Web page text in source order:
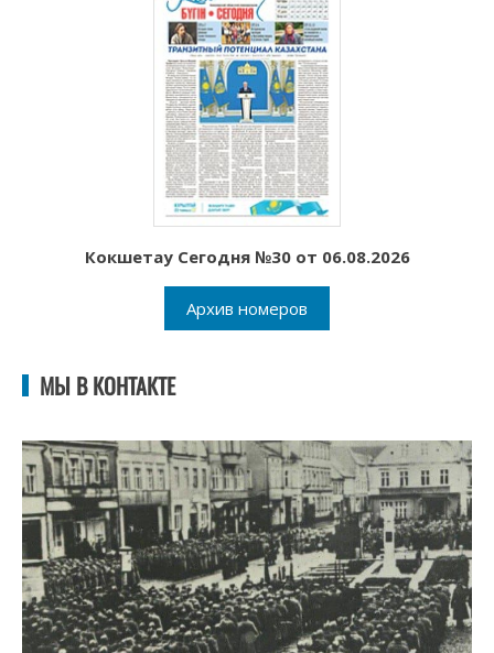
Кокшетау Сегодня №30 от 06.08.2026
Архив номеров
МЫ В КОНТАКТЕ